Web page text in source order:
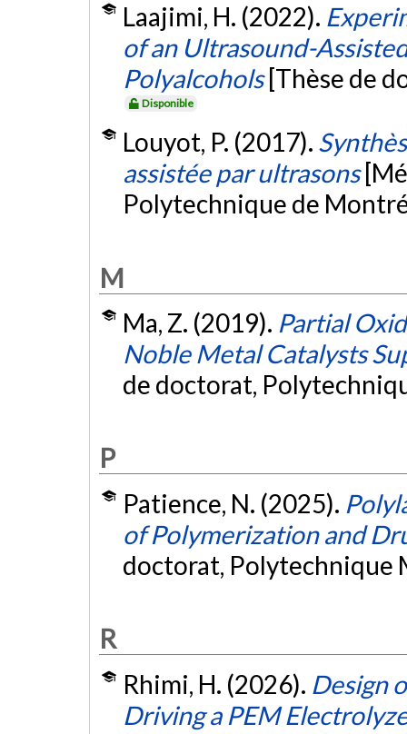
Laajimi, H. (2022).
of an Ultrasound-
Polyalcohols [Thèse de
Disponible
Louyot, P. (2017).
assistée par ultrasons
Polytechnique de
M
Ma, Z. (2019). Partial
Noble Metal Catalysts
de doctorat,
P
Patience, N. (2025).
of Polymerization and
doctorat, Polytechnique
R
Rhimi, H. (2026). Design
Driving a PEM